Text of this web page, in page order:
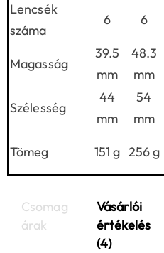
Lencsék
száma
6 6
Magasság
39.5
mm
48.3
mm
Szélesség
44
mm
54
mm
Tömeg 151 g 256 g
Csomag
árak
Vásárlói
értékelés
(4)